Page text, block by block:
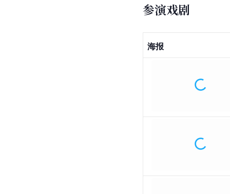
参演戏剧
海报